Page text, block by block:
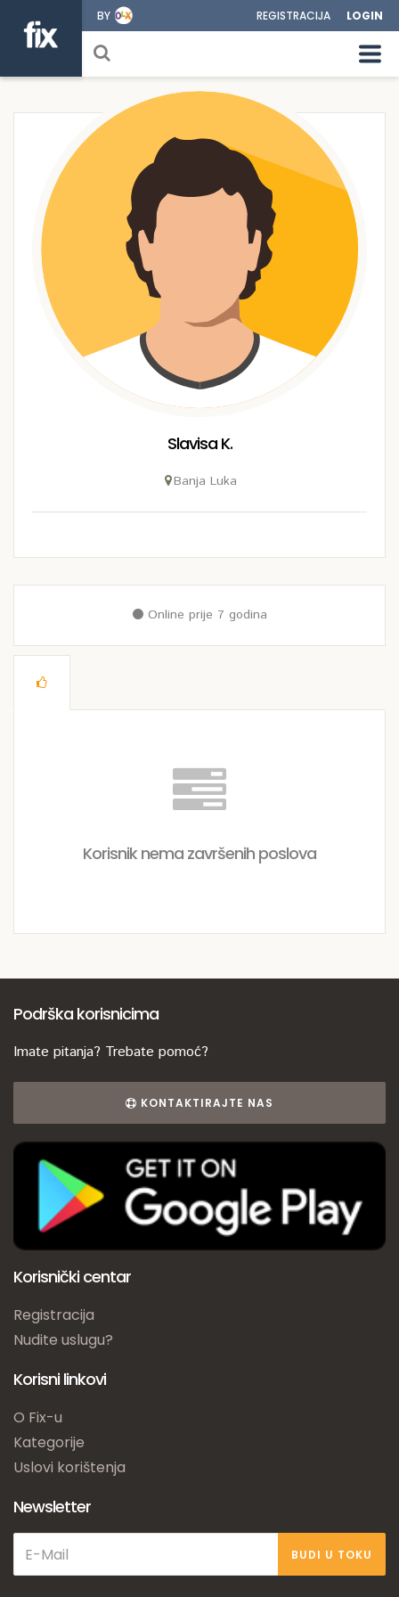
BY REGISTRACIJA LOGIN
Slavisa K.
Banja Luka
Online prije 7 godina
Korisnik nema završenih poslova
Podrška korisnicima
Imate pitanja? Trebate pomoć?
KONTAKTIRAJTE NAS
Korisnički centar
Registracija
Nudite uslugu?
Korisni linkovi
O Fix-u
Kategorije
Uslovi korištenja
Newsletter
BUDI U TOKU